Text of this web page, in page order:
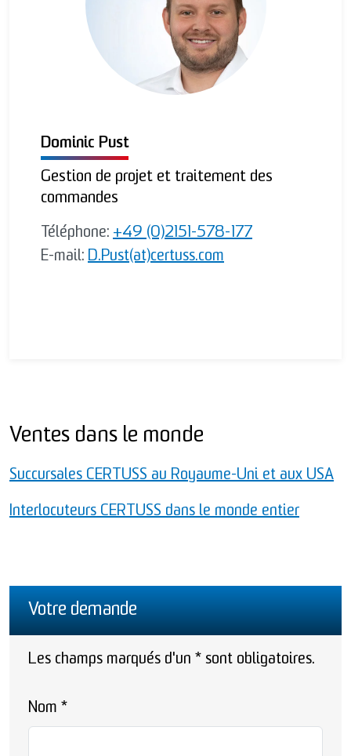
Gestion de projet et traitement des
commandes
Dominic Pust
Téléphone: +49 (0)2151-578-177
E-mail: D.Pust(at)certuss.com
Ventes dans le monde
Succursales CERTUSS au Royaume-Uni et aux USA
Interlocuteurs CERTUSS dans le monde entier
Votre demande
Les champs marqués d'un * sont obligatoires.
Nom *